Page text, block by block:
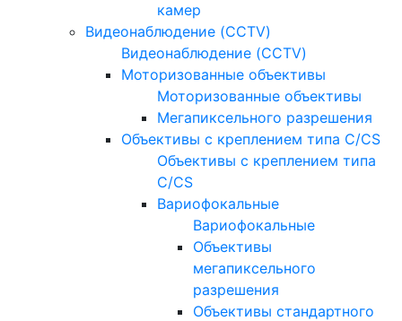
камер
Видеонаблюдение (CCTV)
Видеонаблюдение (CCTV)
Моторизованные объективы
Моторизованные объективы
Мегапиксельного разрешения
Объективы с креплением типа C/CS
Объективы с креплением типа
C/CS
Вариофокальные
Вариофокальные
Объективы
мегапиксельного
разрешения
Объективы стандартного